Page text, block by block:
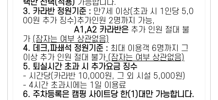
택만 선택(적용) 가능합니다.
3. 카라반 정원기준 : 만7세 이상(초과 시 1인당 5,0
00원 추가 징수)추가인원 2명까지 가능,
A1,A2 카라반은 추가 인원 절대 불
가 (잠자는 여부 상관없음)
4. 데크,파쇄석 정원기준 : ​최대 이용객 6명까지 그
이상 추가 인원 절대 불가 (잠자는 여부 상관없음)
5. 퇴실시간 초과 시 추가요금 징수
- 시간당(카라반 10,000원, 그 외 시설 5,000원)
- 4시간 초과시에는 1일 이용료
6. 주차등록은 캠핑 사이트당 한(1)대만 가능합니다.